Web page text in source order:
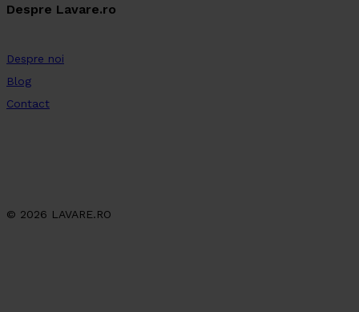
Despre Lavare.ro
Despre noi
Blog
Contact
© 2026 LAVARE.RO